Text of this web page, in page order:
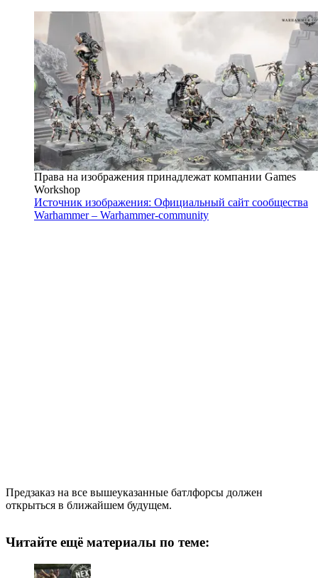
Права на изображения принадлежат компании Games
Workshop
Источник изображения: Официальный сайт сообщества
Warhammer – Warhammer-community
Предзаказ на все вышеуказанные батлфорсы должен
открыться в ближайшем будущем.
Читайте ещё материалы по теме: